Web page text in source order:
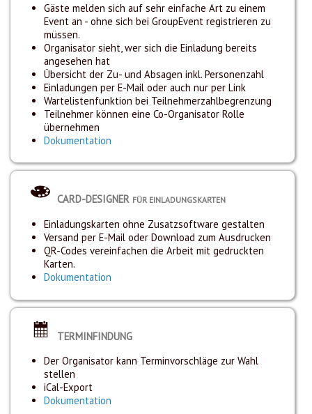
Gäste melden sich auf sehr einfache Art zu einem
Event an - ohne sich bei GroupEvent registrieren zu
müssen.
Organisator sieht, wer sich die Einladung bereits
angesehen hat
Übersicht der Zu- und Absagen inkl. Personenzahl
Einladungen per E-Mail oder auch nur per Link
Wartelistenfunktion bei Teilnehmerzahlbegrenzung
Teilnehmer können eine Co-Organisator Rolle
übernehmen
Dokumentation
CARD-DESIGNER FÜR EINLADUNGSKARTEN
Einladungskarten ohne Zusatzsoftware gestalten
Versand per E-Mail oder Download zum Ausdrucken
QR-Codes vereinfachen die Arbeit mit gedruckten
Karten.
Dokumentation
TERMINFINDUNG
Der Organisator kann Terminvorschläge zur Wahl
stellen
iCal-Export
Dokumentation